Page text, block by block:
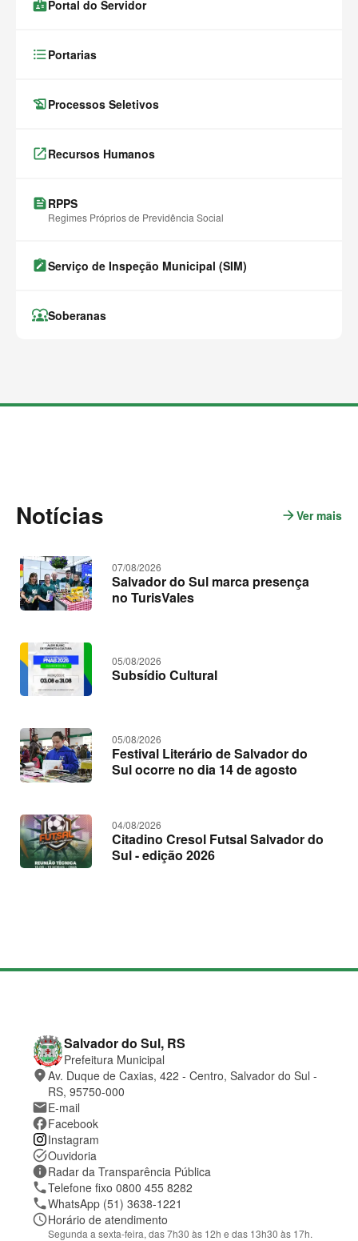
badgePortal do Servidor
format_list_bulletedPortarias
history_eduProcessos Seletivos
launchRecursos Humanos
feedRPPS
Regimes Próprios de Previdência Social
note_altServiço de Inspeção Municipal (SIM)
diversity_1Soberanas
M
Notícias arrow_forwardVer mais
07/08/2026
Salvador do Sul marca presença
no TurisVales
05/08/2026
Subsídio Cultural
05/08/2026
Festival Literário de Salvador do
Sul ocorre no dia 14 de agosto
04/08/2026
Citadino Cresol Futsal Salvador do
Sul - edição 2026
M
C
o
n
t
t
o
e
l
o
c
a
l
i
z
Salvador do Sul, RS
Prefeitura Municipal
placeAv. Duque de Caxias, 422 - Centro, Salvador do Sul -
RS, 95750-000
mailE-mail
facebookFacebook
Instagram
task_altOuvidoria
information
Radar da Transparência Pública
phoneTelefone fixo 0800 455 8282
phoneWhatsApp (51) 3638-1221
scheduleHorário de atendimento
Segunda a sexta-feira, das 7h30 às 12h e das 13h30 às 17h.